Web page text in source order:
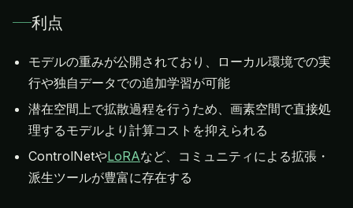
利点
モデルの重みが公開されており、ローカル環境での実
行や独自データでの追加学習が可能
潜在空間上で拡散過程を行うため、画素空間で直接処
理するモデルより計算コストを抑えられる
ControlNetやLoRAなど、コミュニティによる拡張・
派生ツールが豊富に存在する